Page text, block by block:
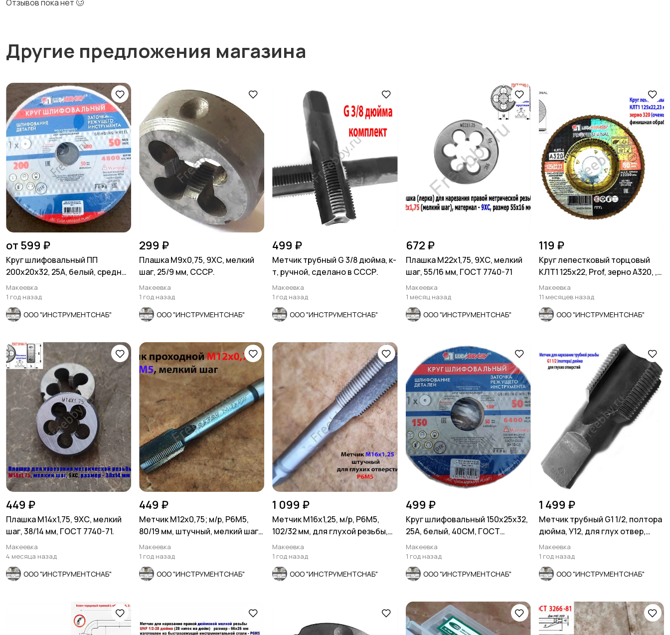
Отзывов пока нет 🥴
Другие предложения магазина
от 599 ₽
Круг шлифовальный ПП
200х20х32, 25А, белый, средн
зерно, Луга, Россия.
Макеевка
1 год назад
ООО "ИНСТРУМЕНТСНАБ"
299 ₽
Плашка М9х0,75, 9ХС, мелкий
шаг, 25/9 мм, СССР.
Макеевка
1 год назад
ООО "ИНСТРУМЕНТСНАБ"
499 ₽
Метчик трубный G 3/8 дюйма, к-
т, ручной, сделано в СССР.
Макеевка
1 год назад
ООО "ИНСТРУМЕНТСНАБ"
672 ₽
Плашка М22х1,75, 9ХС, мелкий
шаг, 55/16 мм, ГОСТ 7740-71
Макеевка
1 месяц назад
ООО "ИНСТРУМЕНТСНАБ"
119 ₽
Круг лепестковый торцовый
КЛТ1 125х22, Prof, зерно А320, ,
для полир.
Макеевка
11 месяцев назад
ООО "ИНСТРУМЕНТСНАБ"
449 ₽
Плашка М14х1,75, 9ХС, мелкий
шаг, 38/14 мм, ГОСТ 7740-71.
Макеевка
4 месяца назад
ООО "ИНСТРУМЕНТСНАБ"
449 ₽
Метчик М12х0,75; м/р, Р6М5,
80/19 мм, штучный, мелкий шаг,
шлифов.
Макеевка
1 год назад
ООО "ИНСТРУМЕНТСНАБ"
1 099 ₽
Метчик М16х1,25, м/р, Р6М5,
102/32 мм, для глухой резьбы,
мелкий шаг.
Макеевка
1 год назад
ООО "ИНСТРУМЕНТСНАБ"
499 ₽
Круг шлифовальный 150х25х32,
25А, белый, 40СМ, ГОСТ
Р52588-2011, Луга,
Макеевка
1 год назад
ООО "ИНСТРУМЕНТСНАБ"
1 499 ₽
Метчик трубный G1 1/2, полтора
дюйма, У12, для глух отвер,
СССР
Макеевка
1 год назад
ООО "ИНСТРУМЕНТСНАБ"